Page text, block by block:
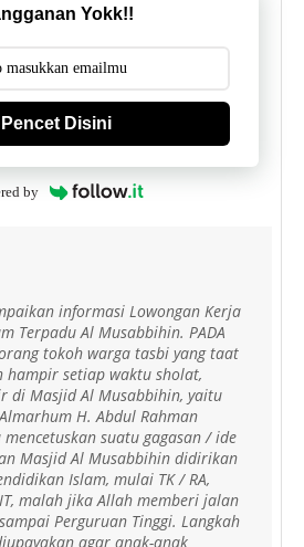
Yokk!!
Pencet Disini
by
informasi Lowongan Kerja
Terpadu Al Musabbihin. PADA
tokoh warga tasbi yang taat
hampir setiap waktu sholat,
di Masjid Al Musabbihin, yaitu
H. Abdul Rahman
suatu gagasan / ide
Masjid Al Musabbihin didirikan
Islam, mulai TK / RA,
malah jika Allah memberi jalan
Perguruan Tinggi. Langkah
agar anak-anak